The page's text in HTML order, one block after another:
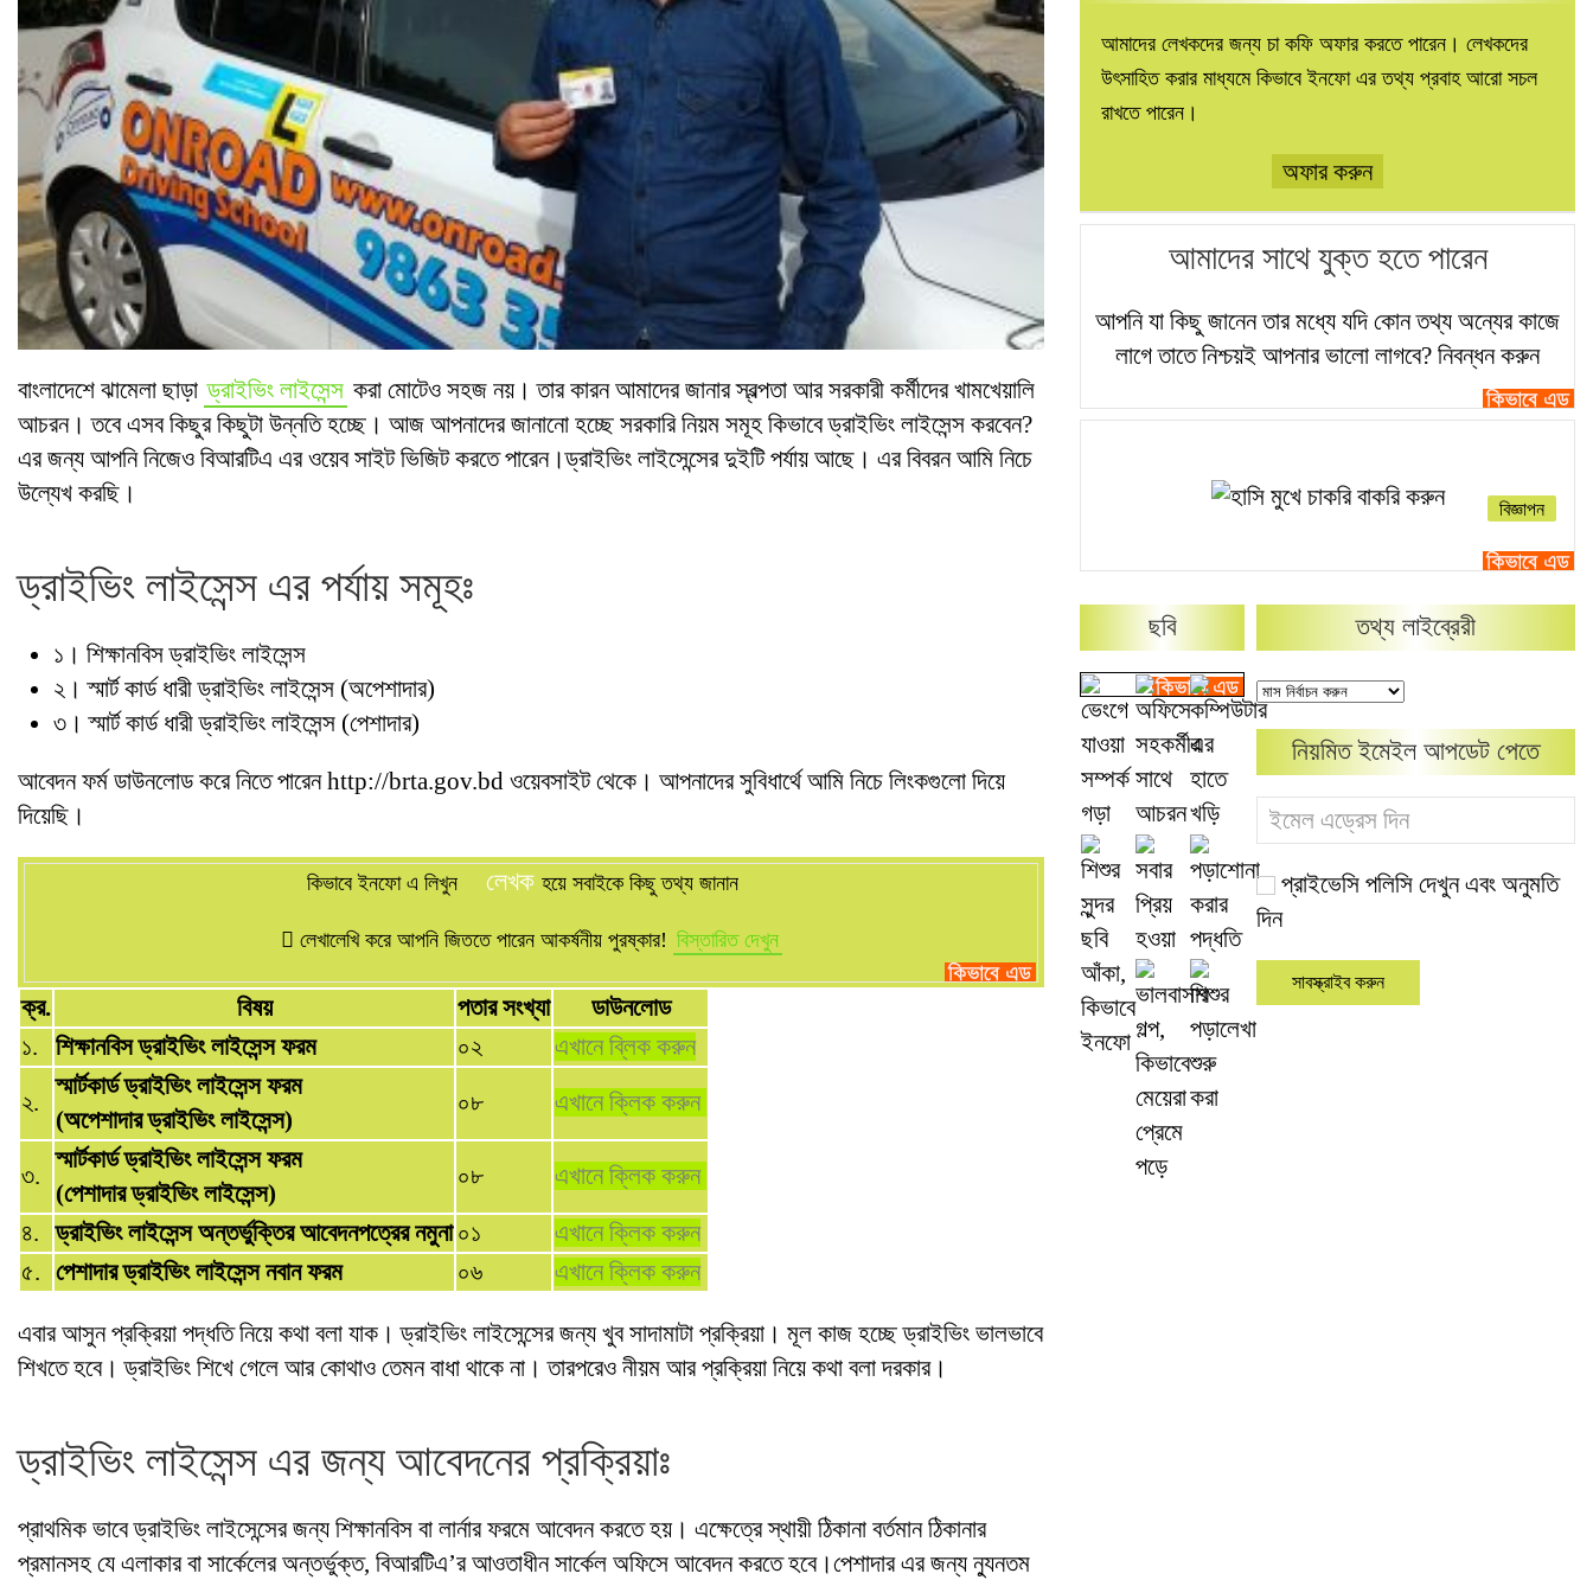
বাংলাদেশে ঝামেলা ছাড়া ড্রাইভিং লাইসেন্স করা মোটেও সহজ নয়। তার কারন আমাদের জানার স্বল্পতা আর সরকারী কর্মীদের খামখেয়ালি
আচরন। তবে এসব কিছুর কিছুটা উন্নতি হচ্ছে। আজ আপনাদের জানানো হচ্ছে সরকারি নিয়ম সমূহ কিভাবে ড্রাইভিং লাইসেন্স করবেন?
এর জন্য আপনি নিজেও বিআরটিএ এর ওয়েব সাইট ভিজিট করতে পারেন।ড্রাইভিং লাইসেন্সের দুইটি পর্যায় আছে। এর বিবরন আমি নিচে
উল্যেখ করছি।
ড্রাইভিং লাইসেন্স এর পর্যায় সমূহঃ
১। শিক্ষানবিস ড্রাইভিং লাইসেন্স
২। স্মার্ট কার্ড ধারী ড্রাইভিং লাইসেন্স (অপেশাদার)
৩। স্মার্ট কার্ড ধারী ড্রাইভিং লাইসেন্স (পেশাদার)
আবেদন ফর্ম ডাউনলোড করে নিতে পারেন http://brta.gov.bd ওয়েবসাইট থেকে। আপনাদের সুবিধার্থে আমি নিচে লিংকগুলো দিয়ে
দিয়েছি।
কিভাবে ইনফো এ লিখুন লেখক হয়ে সবাইকে কিছু তথ্য জানান
লেখালেখি করে আপনি জিততে পারেন আকর্ষনীয় পুরষ্কার! বিস্তারিত দেখুন
ক্র. বিষয় পতার সংখ্যা
ডাউনলোড
১.
শিক্ষানবিস ড্রাইভিং লাইসেন্স ফরম ০২
এখানে ব্লিক করুন
২.
স্মার্টকার্ড ড্রাইভিং লাইসেন্স ফরম
(অপেশাদার ড্রাইভিং লাইসেন্স)
০৮ এখানে ক্লিক করুন
৩.
স্মার্টকার্ড ড্রাইভিং লাইসেন্স ফরম
(পেশাদার ড্রাইভিং লাইসেন্স)
০৮
এখানে ক্লিক করুন
৪.
ড্রাইভিং লাইসেন্স অন্তর্ভুক্তির আবেদনপত্রের নমুনা ০১
এখানে ক্লিক করুন
৫. পেশাদার ড্রাইভিং লাইসেন্স নবান ফরম ০৬ এখানে ক্লিক করুন
এবার আসুন প্রক্রিয়া পদ্ধতি নিয়ে কথা বলা যাক। ড্রাইভিং লাইসেন্সের জন্য খুব সাদামাটা প্রক্রিয়া। মূল কাজ হচ্ছে ড্রাইভিং ভালভাবে
শিখতে হবে। ড্রাইভিং শিখে গেলে আর কোথাও তেমন বাধা থাকে না। তারপরেও নীয়ম আর প্রক্রিয়া নিয়ে কথা বলা দরকার।
ড্রাইভিং লাইসেন্স এর জন্য আবেদনের প্রক্রিয়াঃ
প্রাথমিক ভাবে ড্রাইভিং লাইসেন্সের জন্য শিক্ষানবিস বা লার্নার ফরমে আবেদন করতে হয়। এক্ষেত্রে স্থায়ী ঠিকানা বর্তমান ঠিকানার
প্রমানসহ যে এলাকার বা সার্কেলের অন্তর্ভুক্ত, বিআরটিএ’র আওতাধীন সার্কেল অফিসে আবেদন করতে হবে।পেশাদার এর জন্য ন্যুনতম
আমাদের লেখকদের জন্য চা কফি অফার করতে পারেন। লেখকদের
উৎসাহিত করার মাধ্যমে কিভাবে ইনফো এর তথ্য প্রবাহ আরো সচল
রাখতে পারেন।
অফার করুন
আমাদের সাথে যুক্ত হতে পারেন
আপনি যা কিছু জানেন তার মধ্যে যদি কোন তথ্য অন্যের কাজে
লাগে তাতে নিশ্চয়ই আপনার ভালো লাগবে? নিবন্ধন করুন
বিজ্ঞাপন
ছবি তথ্য লাইব্রেরী
নিয়মিত ইমেইল আপডেট পেতে
প্রাইভেসি পলিসি দেখুন এবং অনুমতি
দিন